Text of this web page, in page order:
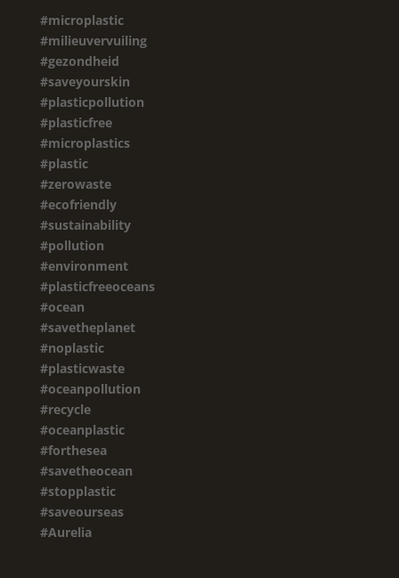
#microplastic
#milieuvervuiling
#gezondheid
#saveyourskin
#plasticpollution
#plasticfree
#microplastics
#plastic
#zerowaste
#ecofriendly
#sustainability
#pollution
#environment
#plasticfreeoceans
#ocean
#savetheplanet
#noplastic
#plasticwaste
#oceanpollution
#recycle
#oceanplastic
#forthesea
#savetheocean
#stopplastic
#saveourseas
#Aurelia